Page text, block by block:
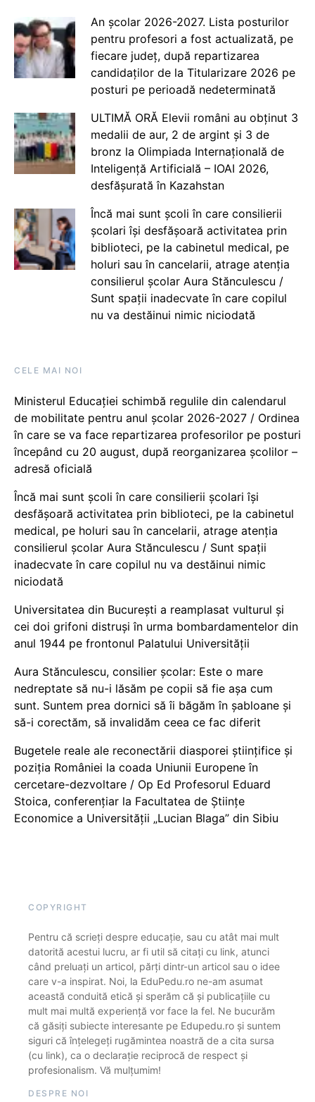
An școlar 2026-2027. Lista posturilor
pentru profesori a fost actualizată, pe
fiecare județ, după repartizarea
candidaților de la Titularizare 2026 pe
posturi pe perioadă nedeterminată
ULTIMĂ ORĂ Elevii români au obținut 3
medalii de aur, 2 de argint și 3 de
bronz la Olimpiada Internațională de
Inteligență Artificială – IOAI 2026,
desfășurată în Kazahstan
Încă mai sunt școli în care consilierii
școlari își desfășoară activitatea prin
biblioteci, pe la cabinetul medical, pe
holuri sau în cancelarii, atrage atenția
consilierul școlar Aura Stănculescu /
Sunt spații inadecvate în care copilul
nu va destăinui nimic niciodată
CELE MAI NOI
Ministerul Educației schimbă regulile din calendarul
de mobilitate pentru anul școlar 2026-2027 / Ordinea
în care se va face repartizarea profesorilor pe posturi
începând cu 20 august, după reorganizarea școlilor –
adresă oficială
Încă mai sunt școli în care consilierii școlari își
desfășoară activitatea prin biblioteci, pe la cabinetul
medical, pe holuri sau în cancelarii, atrage atenția
consilierul școlar Aura Stănculescu / Sunt spații
inadecvate în care copilul nu va destăinui nimic
niciodată
Universitatea din București a reamplasat vulturul și
cei doi grifoni distruși în urma bombardamentelor din
anul 1944 pe frontonul Palatului Universității
Aura Stănculescu, consilier școlar: Este o mare
nedreptate să nu-i lăsăm pe copii să fie așa cum
sunt. Suntem prea dornici să îi băgăm în șabloane și
să-i corectăm, să invalidăm ceea ce fac diferit
Bugetele reale ale reconectării diasporei științifice și
poziția României la coada Uniunii Europene în
cercetare-dezvoltare / Op Ed Profesorul Eduard
Stoica, conferențiar la Facultatea de Științe
Economice a Universității „Lucian Blaga” din Sibiu
COPYRIGHT
Pentru că scrieți despre educație, sau cu atât mai mult
datorită acestui lucru, ar fi util să citați cu link, atunci
când preluați un articol, părți dintr-un articol sau o idee
care v-a inspirat. Noi, la EduPedu.ro ne-am asumat
această conduită etică și sperăm că și publicațiile cu
mult mai multă experiență vor face la fel. Ne bucurăm
că găsiți subiecte interesante pe Edupedu.ro și suntem
siguri că înțelegeți rugămintea noastră de a cita sursa
(cu link), ca o declarație reciprocă de respect și
profesionalism. Vă mulțumim!
DESPRE NOI